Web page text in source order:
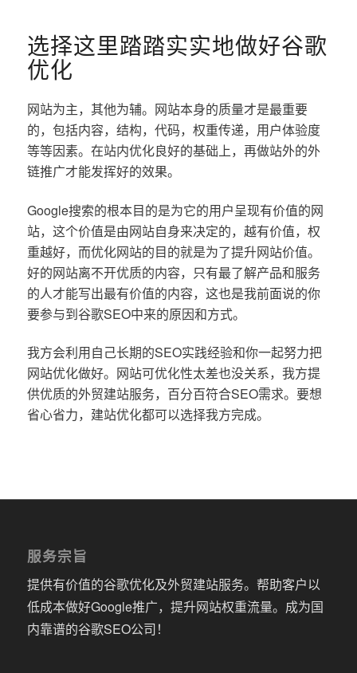
选择这里踏踏实实地做好谷歌
优化
网站为主，其他为辅。网站本身的质量才是最重要
的，包括内容，结构，代码，权重传递，用户体验度
等等因素。在站内优化良好的基础上，再做站外的外
链推广才能发挥好的效果。
Google搜索的根本目的是为它的用户呈现有价值的网
站，这个价值是由网站自身来决定的，越有价值，权
重越好，而优化网站的目的就是为了提升网站价值。
好的网站离不开优质的内容，只有最了解产品和服务
的人才能写出最有价值的内容，这也是我前面说的你
要参与到谷歌SEO中来的原因和方式。
我方会利用自己长期的SEO实践经验和你一起努力把
网站优化做好。网站可优化性太差也没关系，我方提
供优质的外贸建站服务，百分百符合SEO需求。要想
省心省力，建站优化都可以选择我方完成。
服务宗旨
提供有价值的谷歌优化及外贸建站服务。帮助客户以
低成本做好Google推广，提升网站权重流量。成为国
内靠谱的谷歌SEO公司！